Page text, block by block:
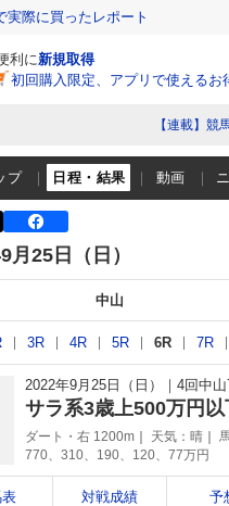
際に買ったレポート
利に新規取得
初回購入限定、アプリで使えるお
【連載】競
プ 日程・結果 動画
月25日（日）
中山
3R 4R 5R 6R 7R
2022年9月25日（日） 4回中山
サラ系3歳上500万円以
ダート・右 1200m 天気： 晴
770、310、190、120、77万円
対戦成績 予